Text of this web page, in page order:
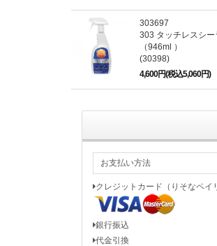
303697
303 タッチレスシー
（946ml ）
(30398)
4,600円(税込5,060円)
お支払い方法
クレジットカード（りそなペイ
銀行振込
代金引換